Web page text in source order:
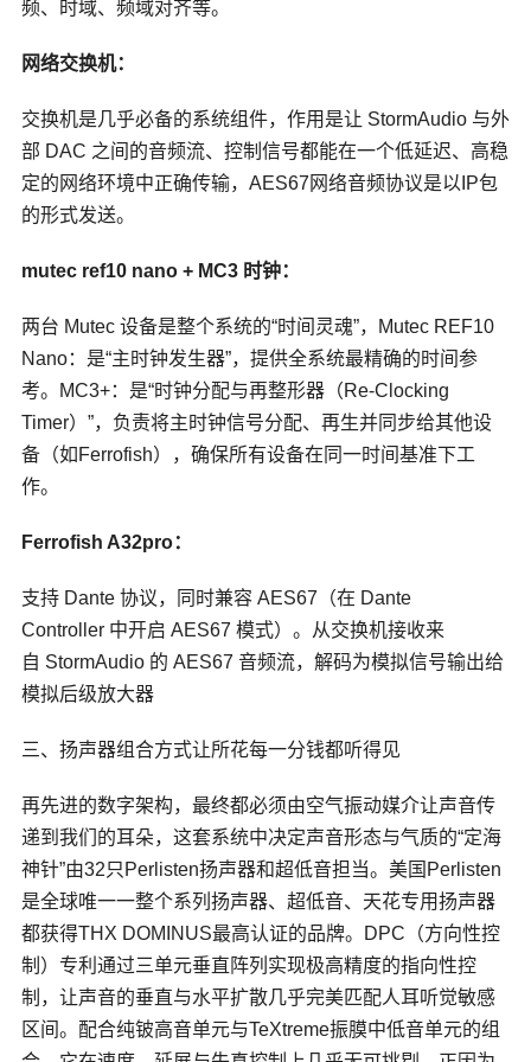
频、时域、频域对齐等。
网络交换机：
交换机是几乎必备的系统组件，作用是让 StormAudio 与外
部 DAC 之间的音频流、控制信号都能在一个低延迟、高稳
定的网络环境中正确传输，AES67网络音频协议是以IP包
的形式发送。
mutec ref10 nano + MC3 时钟：
两台 Mutec 设备是整个系统的“时间灵魂”，Mutec REF10
Nano：是“主时钟发生器”，提供全系统最精确的时间参
考。MC3+：是“时钟分配与再整形器（Re-Clocking
Timer）”，负责将主时钟信号分配、再生并同步给其他设
备（如Ferrofish），确保所有设备在同一时间基准下工
作。
Ferrofish A32pro：
支持 Dante 协议，同时兼容 AES67（在 Dante
Controller 中开启 AES67 模式）。从交换机接收来
自 StormAudio 的 AES67 音频流，解码为模拟信号输出给
模拟后级放大器
三、扬声器组合方式让所花每一分钱都听得见
再先进的数字架构，最终都必须由空气振动媒介让声音传
递到我们的耳朵，这套系统中决定声音形态与气质的“定海
神针”由32只Perlisten扬声器和超低音担当。美国Perlisten
是全球唯一一整个系列扬声器、超低音、天花专用扬声器
都获得THX DOMINUS最高认证的品牌。
DPC （方向性控
制）专利通过三单元垂直阵列实现极高精度的指向性控
制，让声音的垂直与水平扩散几乎完美匹配人耳听觉敏感
区间。配合纯铍高音单元与TeXtreme振膜中低音单元的组